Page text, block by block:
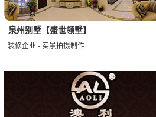
泉州别墅【盛世领墅】
装修企业 - 实景拍摄制作